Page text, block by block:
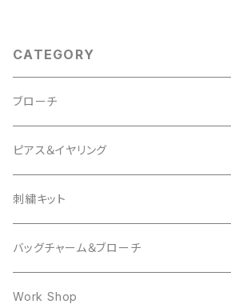
CATEGORY
ブローチ
Animal
Cat
Bird
Insect
Butterfly
Other
mocomoco
ピアス＆イヤリング
mocomoco
butterfly
ring
刺繍キット
Cat
Rabbit
バッグチャーム＆ブローチ
Bear
Work Shop